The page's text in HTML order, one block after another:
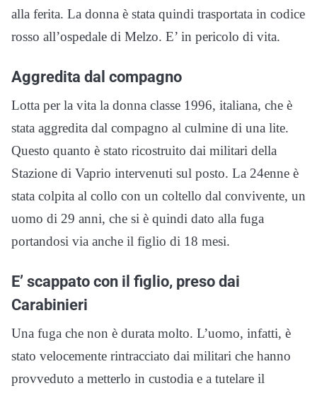
alla ferita. La donna è stata quindi trasportata in codice
rosso all’ospedale di Melzo. E’ in pericolo di vita.
Aggredita dal compagno
Lotta per la vita la donna classe 1996, italiana, che è
stata aggredita dal compagno al culmine di una lite.
Questo quanto è stato ricostruito dai militari della
Stazione di Vaprio intervenuti sul posto. La 24enne è
stata colpita al collo con un coltello dal convivente, un
uomo di 29 anni, che si è quindi dato alla fuga
portandosi via anche il figlio di 18 mesi.
E’ scappato con il figlio, preso dai
Carabinieri
Una fuga che non è durata molto. L’uomo, infatti, è
stato velocemente rintracciato dai militari che hanno
provveduto a metterlo in custodia e a tutelare il